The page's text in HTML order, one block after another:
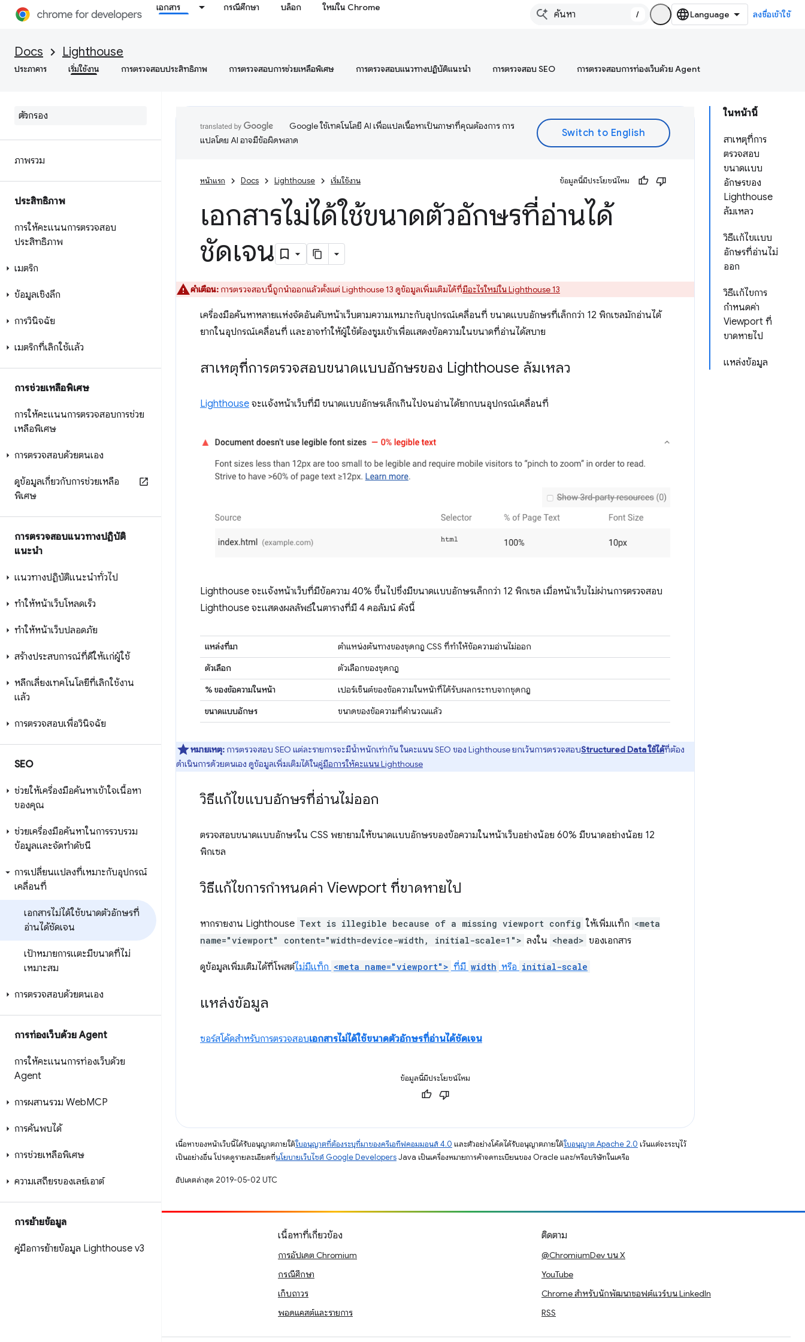
เอกสาร กรณีศึกษา บล็อก ใหม่ใน Chrome
/ ลงชื่อเข้าใช้
Docs Lighthouse
ประภาคาร เริ่มใช้งาน การตรวจสอบประสิทธิภาพ การตรวจสอบการช่วยเหลือพิเศษ การตรวจสอบแนวทางปฏิบัติแนะนำ การตรวจสอบ SEO การตรวจสอบการท่องเว็บด้วย Agent
ภาพรวม
ประสิทธิภาพ
การให้คะแนนการตรวจสอบ
ประสิทธิภาพ
เมตริก
ข้อมูลเชิงลึก
การวินิจฉัย
เมตริกที่เลิกใช้แล้ว
การช่วยเหลือพิเศษ
การให้คะแนนการตรวจสอบการช่วย
เหลือพิเศษ
การตรวจสอบด้วยตนเอง
ดูข้อมูลเกี่ยวกับการช่วยเหลือ
พิเศษ
การตรวจสอบแนวทางปฏิบัติ
แนะนำ
แนวทางปฏิบัติแนะนำทั่วไป
ทำให้หน้าเว็บโหลดเร็ว
ทำให้หน้าเว็บปลอดภัย
สร้างประสบการณ์ที่ดีให้แก่ผู้ใช้
หลีกเลี่ยงเทคโนโลยีที่เลิกใช้งาน
แล้ว
การตรวจสอบเพื่อวินิจฉัย
SEO
ช่วยให้เครื่องมือค้นหาเข้าใจเนื้อหา
ของคุณ
ช่วยเครื่องมือค้นหาในการรวบรวม
ข้อมูลและจัดทำดัชนี
การเปลี่ยนแปลงที่เหมาะกับอุปกรณ์
เคลื่อนที่
เอกสารไม่ได้ใช้ขนาดตัวอักษรที่
อ่านได้ชัดเจน
เป้าหมายการแตะมีขนาดที่ไม่
เหมาะสม
การตรวจสอบด้วยตนเอง
การท่องเว็บด้วย Agent
การให้คะแนนการท่องเว็บด้วย
Agent
การผสานรวม WebMCP
การค้นพบได้
การช่วยเหลือพิเศษ
ความเสถียรของเลย์เอาต์
การย้ายข้อมูล
คู่มือการย้ายข้อมูล Lighthouse v3
ในหน้านี้
สาเหตุที่การ
ตรวจสอบ
ขนาดแบบ
อักษรของ
Lighthouse
ล้มเหลว
วิธีแก้ไขแบบ
อักษรที่อ่านไม่
ออก
วิธีแก้ไขการ
กำหนดค่า
Viewport ที่
ขาดหายไป
แหล่งข้อมูล
Google ใช้เทคโนโลยี AI เพื่อแปลเนื้อหาเป็นภาษาที่คุณต้องการ การ
แปลโดย AI อาจมีข้อผิดพลาด
หน้าแรก Docs Lighthouse เริ่มใช้งาน ข้อมูลนี้มีประโยชน์ไหม
เอกสารไม่ได้ใช้ขนาดตัวอักษรที่อ่านได้
ชัดเจน
คำเตือน: การตรวจสอบนี้ถูกนำออกแล้วตั้งแต่ Lighthouse 13 ดูข้อมูลเพิ่มเติมได้ที่มีอะไรใหม่ใน Lighthouse 13
เครื่องมือค้นหาหลายแห่งจัดอันดับหน้าเว็บตามความเหมาะกับอุปกรณ์เคลื่อนที่ ขนาดแบบอักษรที่เล็กกว่า 12 พิกเซลมักอ่านได้
ยากในอุปกรณ์เคลื่อนที่ และอาจทำให้ผู้ใช้ต้องซูมเข้าเพื่อแสดงข้อความในขนาดที่อ่านได้สบาย
สาเหตุที่การตรวจสอบขนาดแบบอักษรของ Lighthouse ล้มเหลว
Lighthouse จะแจ้งหน้าเว็บที่มี ขนาดแบบอักษรเล็กเกินไปจนอ่านได้ยากบนอุปกรณ์เคลื่อนที่
Lighthouse จะแจ้งหน้าเว็บที่มีข้อความ 40% ขึ้นไปซึ่งมีขนาดแบบอักษรเล็กกว่า 12 พิกเซล เมื่อหน้าเว็บไม่ผ่านการตรวจสอบ
Lighthouse จะแสดงผลลัพธ์ในตารางที่มี 4 คอลัมน์ ดังนี้
แหล่งที่มา
ตำแหน่งต้นทางของชุดกฎ CSS ที่ทำให้ข้อความอ่านไม่ออก
ตัวเลือก
ตัวเลือกของชุดกฎ
% ของข้อความในหน้า
เปอร์เซ็นต์ของข้อความในหน้าที่ได้รับผลกระทบจากชุดกฎ
ขนาดแบบอักษร
ขนาดของข้อความที่คำนวณแล้ว
หมายเหตุ: การตรวจสอบ SEO แต่ละรายการจะมีน้ำหนักเท่ากัน ในคะแนน SEO ของ Lighthouse ยกเว้นการตรวจสอบStructured Data ใช้ได้ที่ต้อง
ดำเนินการด้วยตนเอง ดูข้อมูลเพิ่มเติมได้ในคู่มือการให้คะแนน Lighthouse
วิธีแก้ไขแบบอักษรที่อ่านไม่ออก
ตรวจสอบขนาดแบบอักษรใน CSS พยายามให้ขนาดแบบอักษรของข้อความในหน้าเว็บอย่างน้อย 60% มีขนาดอย่างน้อย 12
พิกเซล
วิธีแก้ไขการกำหนดค่า Viewport ที่ขาดหายไป
หากรายงาน Lighthouse Text is illegible because of a missing viewport config ให้เพิ่มแท็ก <meta
name="viewport" content="width=device-width, initial-scale=1"> ลงใน <head> ของเอกสาร
ดูข้อมูลเพิ่มเติมได้ที่โพสต์ไม่มีแท็ก <meta name="viewport"> ที่มี width หรือ initial-scale
แหล่งข้อมูล
ซอร์สโค้ดสำหรับการตรวจสอบเอกสารไม่ได้ใช้ขนาดตัวอักษรที่อ่านได้ชัดเจน
ข้อมูลนี้มีประโยชน์ไหม
เนื้อหาของหน้าเว็บนี้ได้รับอนุญาตภายใต้ใบอนุญาตที่ต้องระบุที่มาของครีเอทีฟคอมมอนส์ 4.0 และตัวอย่างโค้ดได้รับอนุญาตภายใต้ใบอนุญาต Apache 2.0 เว้นแต่จะระบุไว้
เป็นอย่างอื่น โปรดดูรายละเอียดที่นโยบายเว็บไซต์ Google DevelopersJava เป็นเครื่องหมายการค้าจดทะเบียนของ Oracle และ/หรือบริษัทในเครือ
อัปเดตล่าสุด 2019-05-02 UTC
รายงานข้อบกพร่อง
เนื้อหาที่เกี่ยวข้อง
การอัปเดต Chromium
กรณีศึกษา
เก็บถาวร
พอดแคสต์และรายการ
ติดตาม
@ChromiumDev บน X
YouTube
Chrome สำหรับนักพัฒนาซอฟต์แวร์บน LinkedIn
RSS